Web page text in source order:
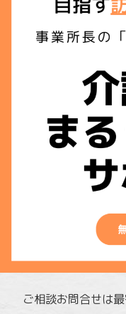
ご相談お問合せは